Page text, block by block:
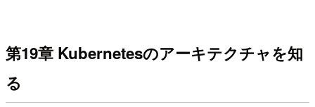
第19章 Kubernetesのアーキテクチャを知
る